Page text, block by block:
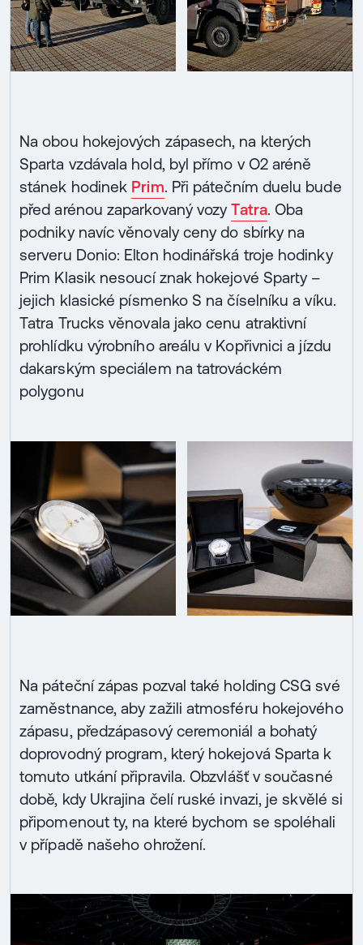
Na obou hokejových zápasech, na kterých
Sparta vzdávala hold, byl přímo v O2 aréně
stánek hodinek Prim. Při pátečním duelu bude
před arénou zaparkovaný vozyTatra. Oba
podniky navíc věnovaly ceny do sbírky na
serveru Donio: Elton hodinářská troje hodinky
Prim Klasik nesoucí znak hokejové Sparty –
jejich klasické písmenko S na číselníku a víku.
Tatra Trucks věnovala jako cenu atraktivní
prohlídku výrobního areálu v Kopřivnici a jízdu
dakarským speciálem na tatrováckém
polygonu
Na páteční zápas pozval také holding CSG své
zaměstnance, aby zažili atmosféru hokejového
zápasu, předzápasový ceremoniál a bohatý
doprovodný program, který hokejová Sparta k
tomuto utkání připravila. Obzvlášť v současné
době, kdy Ukrajina čelí ruské invazi, je skvělé si
připomenout ty, na které bychom se spoléhali
v případě našeho ohrožení.